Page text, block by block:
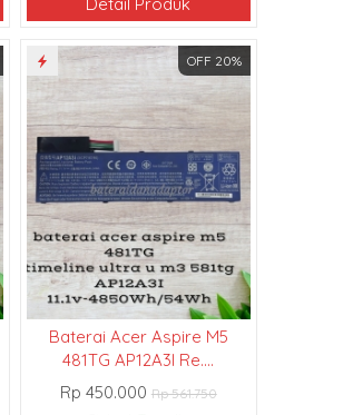
OFF 20%
Baterai Acer Aspire M5
481TG AP12A3I Re....
Rp 450.000 Rp 561.750